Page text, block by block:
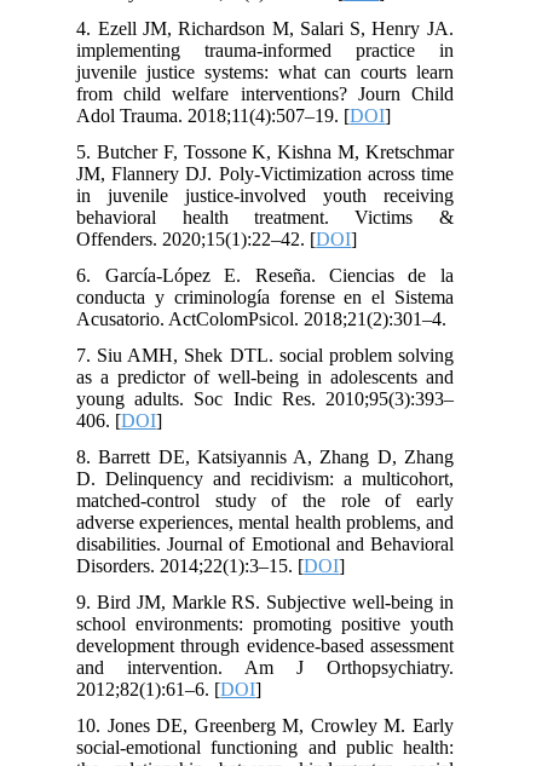
4. Ezell JM, Richardson M, Salari S, Henry JA.
implementing trauma-informed practice in
juvenile justice systems: what can courts learn
from child welfare interventions? Journ Child
Adol Trauma. 2018;11(4):507–19. [DOI
5. Butcher F, Tossone K, Kishna M, Kretschmar
JM, Flannery DJ. Poly-Victimization across time
in juvenile justice-involved youth receiving
behavioral health treatment. Victims &
Offenders. 2020;15(1):22–42. [DOI
6. García-López E. Reseña. Ciencias de la
conducta y criminología forense en el Sistema
Acusatorio. ActColomPsicol. 2018;21(2):301–4.
7. Siu AMH, Shek DTL. social problem solving
as a predictor of well-being in adolescents and
young adults. Soc Indic Res. 2010;95(3):393–
406. [DOI
8. Barrett DE, Katsiyannis A, Zhang D, Zhang
D. Delinquency and recidivism: a multicohort,
matched-control study of the role of early
adverse experiences, mental health problems, and
disabilities. Journal of Emotional and Behavioral
Disorders. 2014;22(1):3–15. [DOI
9. Bird JM, Markle RS. Subjective well-being in
school environments: promoting positive youth
development through evidence-based assessment
and intervention. Am J Orthopsychiatry.
2012;82(1):61–6. [DOI
10. Jones DE, Greenberg M, Crowley M. Early
social-emotional functioning and public health: